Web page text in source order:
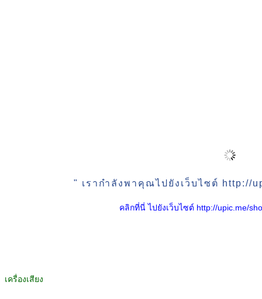
" เรากำลังพาคุณไปยังเว็บไซต์ http://
คลิกที่นี่ ไปยังเว็บไซต์ http://upic.me/
เครื่องเสียง